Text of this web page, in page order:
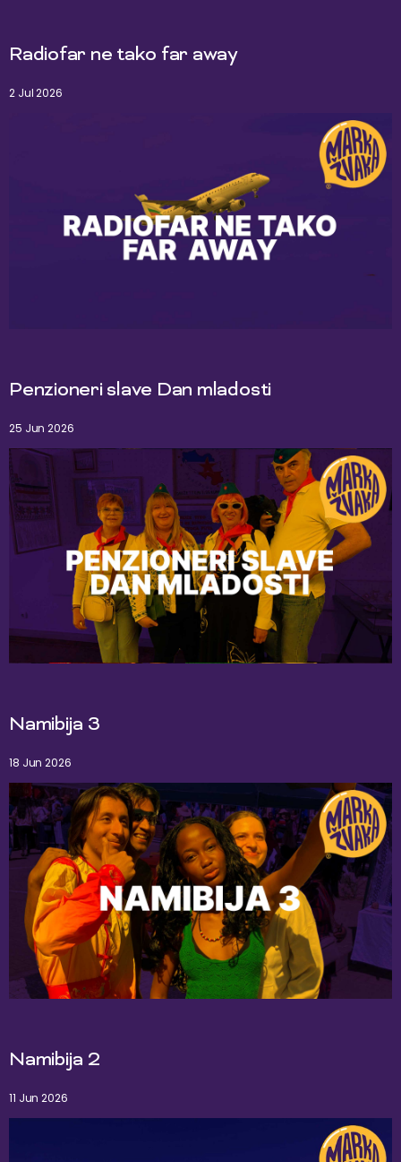
Radiofar ne tako far away
2 Jul 2026
Penzioneri slave Dan mladosti
25 Jun 2026
Namibija 3
18 Jun 2026
Namibija 2
11 Jun 2026